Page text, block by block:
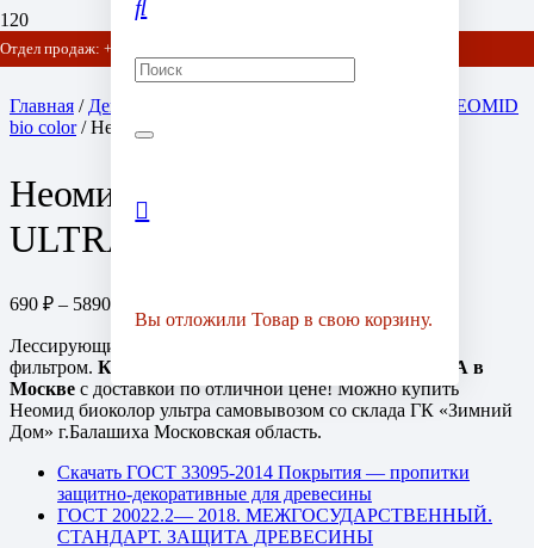
Отдел продаж: +7 (903) 778-01-07 / +7 (905) 752-77-20
Вы отложилиТовар в свою корзину.
Главная / Декоративные пропитки для дерева марки NEOMID
bio color/ Неомид (Neomid) Bio Color ULTRA
Неомид (Neomid) Bio Color
ULTRA
690 ₽ – 5890
Лессирующий декоративный состав, алкидный с УФ-
фильтром. Купить Неомид (Neomid) Bio Color ULTRA в
Москве с доставкой по отличной цене! Можно купить
Неомид биоколор ультра самовывозом со склада ГК «Зимний
Дом» г.Балашиха Московская область.
Скачать ГОСТ 33095-2014 Покрытия — пропитки
защитно-декоративные для древесины
ГОСТ 20022.2— 2018. МЕЖГОСУДАРСТВЕННЫЙ.
СТАНДАРТ. ЗАЩИТА ДРЕВЕСИНЫ